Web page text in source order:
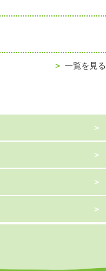
＞ 一覧を見る